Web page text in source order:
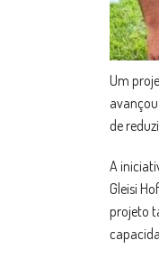
Um
de
A
Gleisi
projeto